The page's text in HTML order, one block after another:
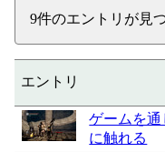
9件のエントリが見
エントリ
ゲームを
に触れる